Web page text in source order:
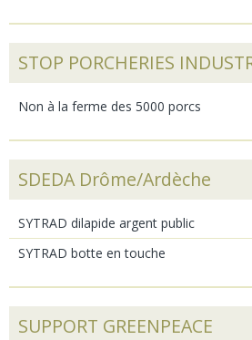
STOP PORCHERIES
Non à la ferme des 5000 porcs
SDEDA Drôme/Ardèche
SYTRAD dilapide argent public
SYTRAD botte en touche
SUPPORT GREENPEACE